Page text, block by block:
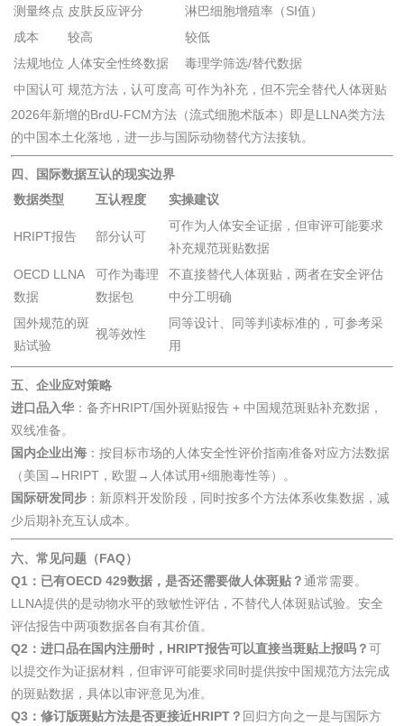
测量终点 皮肤反应评分
淋巴细胞增殖率（SI值）
成本
较高
较低
法规地位 人体安全性终数据
毒理学筛选/替代数据
中国认可 规范方法，认可度高 可作为补充，但不完全替代人体斑贴
2026年新增的BrdU-FCM方法（流式细胞术版本）即是LLNA类方法
的中国本土化落地，进一步与国际动物替代方法接轨。
四、国际数据互认的现实边界
数据类型
互认程度 实操建议
HRIPT报告 部分认可
可作为人体安全证据，但审评可能要求
补充规范斑贴数据
OECD LLNA
数据
可作为毒理
数据包
不直接替代人体斑贴，两者在安全评估
中分工明确
国外规范的斑
贴试验
视等效性
同等设计、同等判读标准的，可参考采
用
五、企业应对策略
进口品入华 ：备齐HRIPT/国外斑贴报告 + 中国规范斑贴补充数据，
双线准备。
国内企业出海 ：按目标市场的人体安全性评价指南准备对应方法数据
（美国→HRIPT，欧盟→人体试用+细胞毒性等）。
国际研发同步 ：新原料开发阶段，同时按多个方法体系收集数据，减
少后期补充互认成本。
六、常见问题（FAQ）
Q1：已有OECD 429数据，是否还需要做人体斑贴？通常需要。
LLNA提供的是动物水平的致敏性评估，不替代人体斑贴试验。安全
评估报告中两项数据各自有其价值。
Q2：进口品在国内注册时，HRIPT报告可以直接当斑贴上报吗？可
以提交作为证据材料，但审评可能要求同时提供按中国规范方法完成
的斑贴数据，具体以审评意见为准。
Q3：修订版斑贴方法是否更接近HRIPT？ 回归方向之一是与国际方
食品接触
食品接触材料检测 奶嘴检测
食品包装材料检测
食品包装用阻隔塑
料袋检测
食品包装用纸铝塑
复合膜、袋检测
食品蒸煮复合膜、
袋检测
文体用品
橡皮擦检测 学生书包检测
人造草坪检测
卫生用品
卫生湿巾检测 普通湿巾检测
一次性卫生用品毒